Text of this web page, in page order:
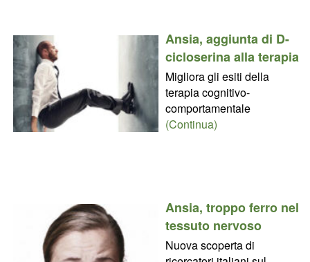
Ansia, aggiunta di D-
cicloserina alla terapia
Migliora gli esiti della
terapia cognitivo-
comportamentale
(Continua)
Ansia, troppo ferro nel
tessuto nervoso
Nuova scoperta di